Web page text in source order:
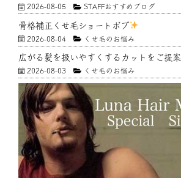
2026-08-05 STAFFおすすめブログ
骨格補正くせ毛ショートボブ
2026-08-04 くせ毛のお悩み
広がる髪を扱いやすくするカットをご提案
2026-08-03 くせ毛のお悩み